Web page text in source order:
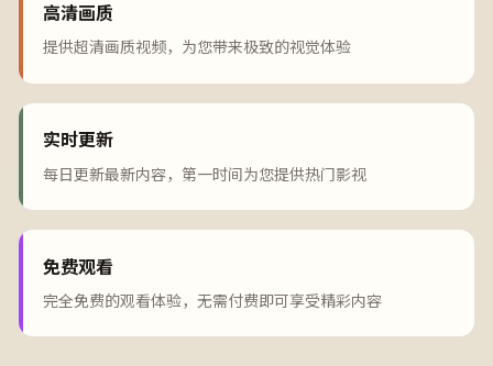
高清画质
提供超清画质视频，为您带来极致的视觉体验
实时更新
每日更新最新内容，第一时间为您提供热门影视
免费观看
完全免费的观看体验，无需付费即可享受精彩内容